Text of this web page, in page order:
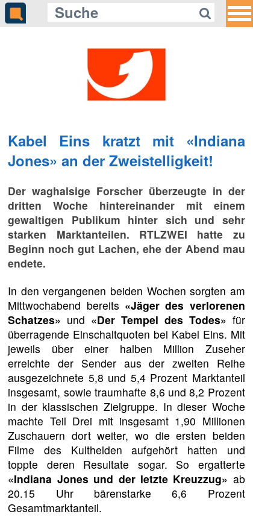
Kabel Eins kratzt mit «Indiana
Jones» an der Zweistelligkeit!
Der waghalsige Forscher überzeugte in der
dritten Woche hintereinander mit einem
gewaltigen Publikum hinter sich und sehr
starken Marktanteilen. RTLZWEI hatte zu
Beginn noch gut Lachen, ehe der Abend mau
endete.
In den vergangenen beiden Wochen sorgten am
Mittwochabend bereits «Jäger des verlorenen
Schatzes» und «Der Tempel des Todes» für
überragende Einschaltquoten bei Kabel Eins. Mit
jeweils über einer halben Million Zuseher
erreichte der Sender aus der zweiten Reihe
ausgezeichnete 5,8 und 5,4 Prozent Marktanteil
insgesamt, sowie traumhafte 8,6 und 8,2 Prozent
in der klassischen Zielgruppe. In dieser Woche
machte Teil Drei mit insgesamt 1,90 Millionen
Zuschauern dort weiter, wo die ersten beiden
Filme des Kulthelden aufgehört hatten und
toppte deren Resultate sogar. So ergatterte
«Indiana Jones und der letzte Kreuzzug» ab
20.15 Uhr bärenstarke 6,6 Prozent
Gesamtmarktanteil.